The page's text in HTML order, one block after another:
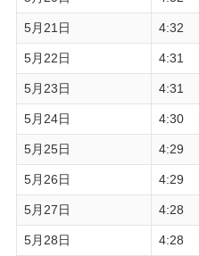
5月21日 4:32
5月22日 4:31
5月23日 4:31
5月24日 4:30
5月25日 4:29
5月26日 4:29
5月27日 4:28
5月28日 4:28